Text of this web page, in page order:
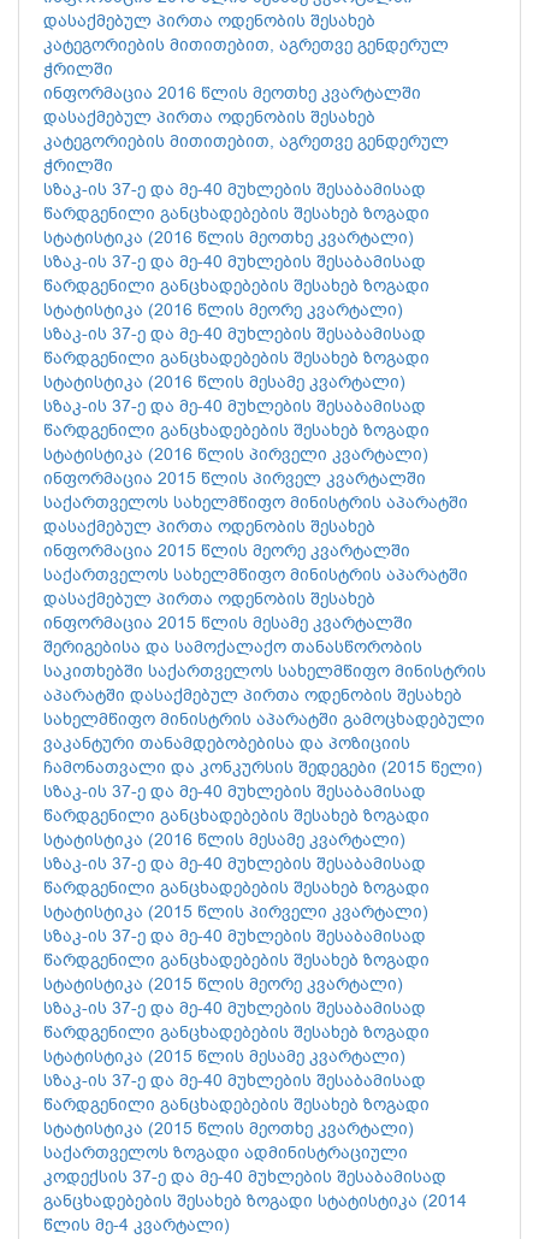
დასაქმებულ პირთა ოდენობის შესახებ
კატეგორიების მითითებით, აგრეთვე გენდერულ
ჭრილში
ინფორმაცია 2016 წლის მეოთხე კვარტალში
დასაქმებულ პირთა ოდენობის შესახებ
კატეგორიების მითითებით, აგრეთვე გენდერულ
ჭრილში
სზაკ-ის 37-ე და მე-40 მუხლების შესაბამისად
წარდგენილი განცხადებების შესახებ ზოგადი
სტატისტიკა (2016 წლის მეოთხე კვარტალი)
სზაკ-ის 37-ე და მე-40 მუხლების შესაბამისად
წარდგენილი განცხადებების შესახებ ზოგადი
სტატისტიკა (2016 წლის მეორე კვარტალი)
სზაკ-ის 37-ე და მე-40 მუხლების შესაბამისად
წარდგენილი განცხადებების შესახებ ზოგადი
სტატისტიკა (2016 წლის მესამე კვარტალი)
სზაკ-ის 37-ე და მე-40 მუხლების შესაბამისად
წარდგენილი განცხადებების შესახებ ზოგადი
სტატისტიკა (2016 წლის პირველი კვარტალი)
ინფორმაცია 2015 წლის პირველ კვარტალში
საქართველოს სახელმწიფო მინისტრის აპარატში
დასაქმებულ პირთა ოდენობის შესახებ
ინფორმაცია 2015 წლის მეორე კვარტალში
საქართველოს სახელმწიფო მინისტრის აპარატში
დასაქმებულ პირთა ოდენობის შესახებ
ინფორმაცია 2015 წლის მესამე კვარტალში
შერიგებისა და სამოქალაქო თანასწორობის
საკითხებში საქართველოს სახელმწიფო მინისტრის
აპარატში დასაქმებულ პირთა ოდენობის შესახებ
სახელმწიფო მინისტრის აპარატში გამოცხადებული
ვაკანტური თანამდებობებისა და პოზიციის
ჩამონათვალი და კონკურსის შედეგები (2015 წელი)
სზაკ-ის 37-ე და მე-40 მუხლების შესაბამისად
წარდგენილი განცხადებების შესახებ ზოგადი
სტატისტიკა (2016 წლის მესამე კვარტალი)
სზაკ-ის 37-ე და მე-40 მუხლების შესაბამისად
წარდგენილი განცხადებების შესახებ ზოგადი
სტატისტიკა (2015 წლის პირველი კვარტალი)
სზაკ-ის 37-ე და მე-40 მუხლების შესაბამისად
წარდგენილი განცხადებების შესახებ ზოგადი
სტატისტიკა (2015 წლის მეორე კვარტალი)
სზაკ-ის 37-ე და მე-40 მუხლების შესაბამისად
წარდგენილი განცხადებების შესახებ ზოგადი
სტატისტიკა (2015 წლის მესამე კვარტალი)
სზაკ-ის 37-ე და მე-40 მუხლების შესაბამისად
წარდგენილი განცხადებების შესახებ ზოგადი
სტატისტიკა (2015 წლის მეოთხე კვარტალი)
საქართველოს ზოგადი ადმინისტრაციული
კოდექსის 37-ე და მე-40 მუხლების შესაბამისად
განცხადებების შესახებ ზოგადი სტატისტიკა (2014
წლის მე-4 კვარტალი)